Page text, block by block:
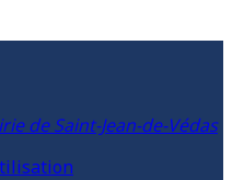
de Saint-Jean-de-Védas